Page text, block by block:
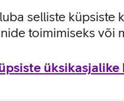
selliste
toimimiseks või
kolmes ulatuses:
omaduste ja